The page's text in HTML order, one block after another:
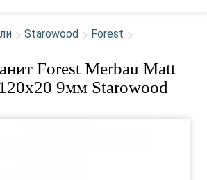
Starowood Forest
Forest Merbau Matt
9мм Starowood